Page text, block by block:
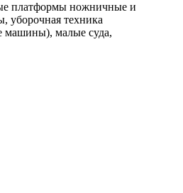
платформы ножничные и
уборочная техника
машины), малые суда,